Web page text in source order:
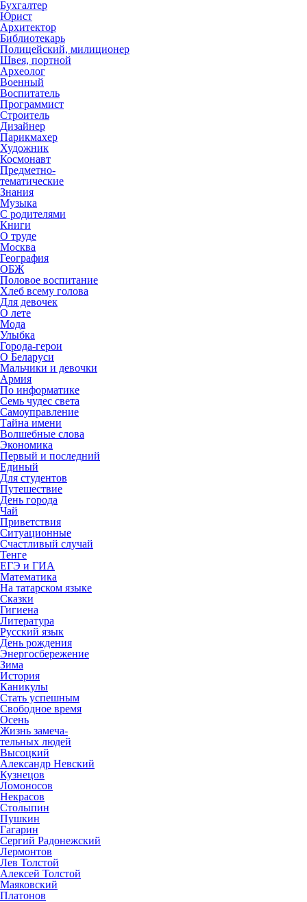
Бухгалтер
Юрист
Архитектор
Библиотекарь
Полицейский, милиционер
Швея, портной
Археолог
Военный
Воспитатель
Программист
Строитель
Дизайнер
Парикмахер
Художник
Космонавт
Предметно-
тематические
Знания
Музыка
С родителями
Книги
О труде
Москва
География
ОБЖ
Половое воспитание
Хлеб всему голова
Для девочек
О лете
Мода
Улыбка
Города-герои
О Беларуси
Мальчики и девочки
Армия
По информатике
Семь чудес света
Самоуправление
Тайна имени
Волшебные слова
Экономика
Первый и последний
Единый
Для студентов
Путешествие
День города
Чай
Приветствия
Ситуационные
Счастливый случай
Тенге
ЕГЭ и ГИА
Математика
На татарском языке
Сказки
Гигиена
Литература
Русский язык
День рождения
Энергосбережение
Зима
История
Каникулы
Стать успешным
Свободное время
Осень
Жизнь замеча-
тельных людей
Высоцкий
Александр Невский
Кузнецов
Ломоносов
Некрасов
Столыпин
Пушкин
Гагарин
Сергий Радонежский
Лермонтов
Лев Толстой
Алексей Толстой
Маяковский
Платонов